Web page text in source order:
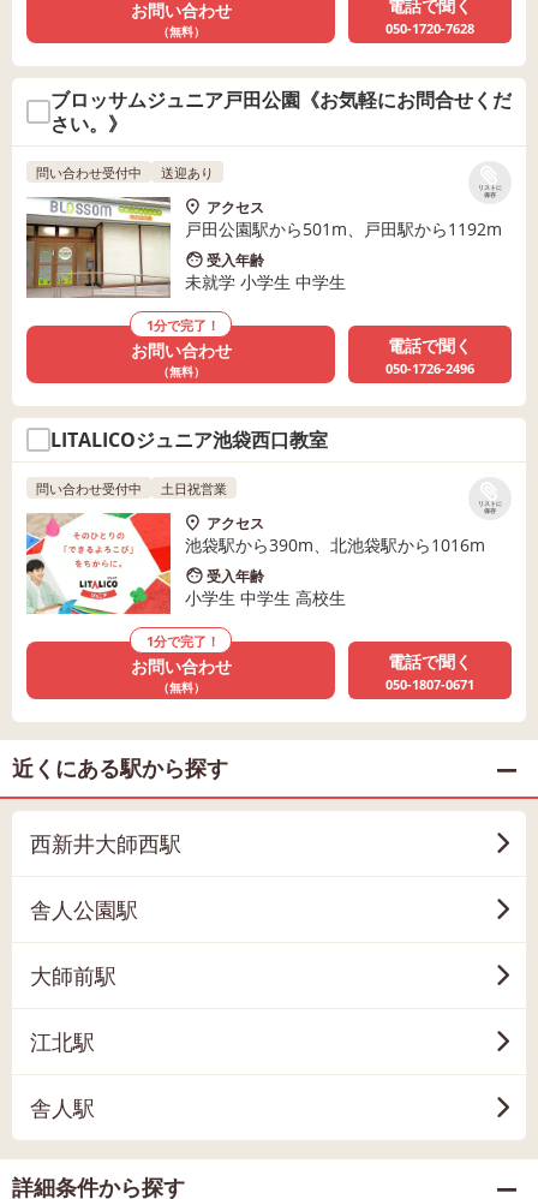
お問い合わせ
（無料）
電話で聞く
050-1720-7628
ブロッサムジュニア戸田公園《お気軽にお問合せくだ
さい。》
リストに
保存
問い合わせ受付中 送迎あり
アクセス
戸田公園駅から501m、戸田駅から1192m
受入年齢
未就学 小学生 中学生
1分で完了！
お問い合わせ
（無料）
電話で聞く
050-1726-2496
LITALICOジュニア池袋西口教室
リストに
保存
問い合わせ受付中 土日祝営業
アクセス
池袋駅から390m、北池袋駅から1016m
受入年齢
小学生 中学生 高校生
1分で完了！
お問い合わせ
（無料）
電話で聞く
050-1807-0671
近くにある駅から探す
西新井大師西駅
舎人公園駅
大師前駅
江北駅
舎人駅
詳細条件から探す